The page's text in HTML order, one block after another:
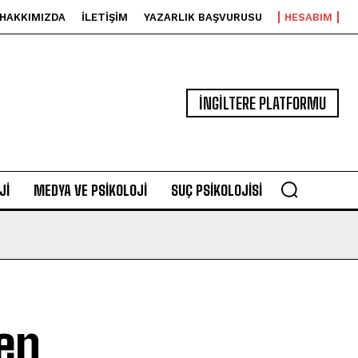
HAKKIMIZDA İLETIŞIM YAZARLIK BAŞVURUSU HESABIM
İNGİLTERE PLATFORMU
MEDYA VE PSIKOLOJI SUÇ PSIKOLOJISI